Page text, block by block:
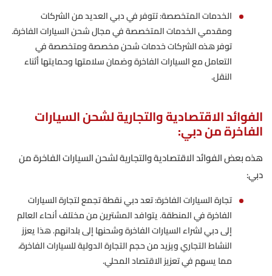
الخدمات المتخصصة: تتوفر في دبي العديد من الشركات
ومقدمي الخدمات المتخصصة في مجال شحن السيارات الفاخرة.
توفر هذه الشركات خدمات شحن مخصصة ومتخصصة في
التعامل مع السيارات الفاخرة وضمان سلامتها وحمايتها أثناء
النقل.
الفوائد الاقتصادية والتجارية لشحن السيارات
الفاخرة من دبي:
هذه بعض الفوائد الاقتصادية والتجارية لشحن السيارات الفاخرة من
دبي:
تجارة السيارات الفاخرة: تعد دبي نقطة تجمع لتجارة السيارات
الفاخرة في المنطقة. يتوافد المشترين من مختلف أنحاء العالم
إلى دبي لشراء السيارات الفاخرة وشحنها إلى بلدانهم. هذا يعزز
النشاط التجاري ويزيد من حجم التجارة الدولية للسيارات الفاخرة،
مما يسهم في تعزيز الاقتصاد المحلي.